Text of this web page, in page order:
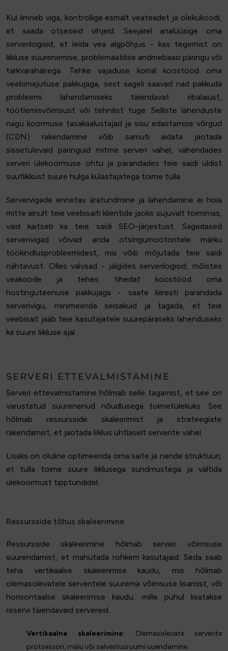
Kui ilmneb viga, kontrollige esmalt veateadet ja olekukoodi,
et saada otseseid vihjeid. Seejärel analüüsige oma
serverilogisid, et leida vea algpõhjus - kas tegemist on
liikluse suurenemise, problemaatilise andmebaasi päringu või
tarkvarahäirega. Tehke vajaduse korral koostööd oma
veebimajutuse pakkujaga, sest sageli saavad nad pakkuda
probleemi lahendamiseks täiendavat ribalaiust,
töötlemisvõimsust või tehnilist tuge. Selliste lahenduste
nagu koormuse tasakaalustajad ja sisu edastamise võrgud
(CDN) rakendamine võib samuti aidata jaotada
sissetulevaid päringuid mitme serveri vahel, vähendades
serveri ülekoormuse ohtu ja parandades teie saidi üldist
suutlikkust suure hulga külastajatega toime tulla.
Servervigade ennetav äratundmine ja lahendamine ei hoia
mitte ainult teie veebisaiti klientide jaoks sujuvalt toimimas,
vaid kaitseb ka teie saidi SEO-järjestust. Sagedased
serverivigad võivad anda otsingumootoritele märku
töökindlusprobleemidest, mis võib mõjutada teie saidi
nähtavust. Olles valvsad - jälgides serverilogisid, mõistes
veakoode ja tehes tihedat koostööd oma
hostinguteenuse pakkujaga - saate kiiresti parandada
serverivigu, minimeerida seisakuid ja tagada, et teie
veebisait jääb teie kasutajatele suurepäraseks lahenduseks
ka suure liikluse ajal.
SERVERI ETTEVALMISTAMINE
Serveri ettevalmistamine hõlmab selle tagamist, et see on
varustatud suurenenud nõudlusega toimetulekuks. See
hõlmab ressursside skaleerimist ja strateegiate
rakendamist, et jaotada liiklus ühtlaselt serverite vahel.
Lisaks on oluline optimeerida oma saite ja nende struktuuri,
et tulla toime suure liiklusega sündmustega ja vältida
ülekoormust tipptundidel.
Ressursside tõhus skaleerimine
Ressursside skaleerimine hõlmab serveri võimsuse
suurendamist, et mahutada rohkem kasutajaid. Seda saab
teha vertikaalse skaleerimise kaudu, mis hõlmab
olemasolevatele serveritele suurema võimsuse lisamist, või
horisontaalse skaleerimise kaudu, mille puhul lisatakse
reservi täiendavaid servereid.
Vertikaalne skaleerimine: Olemasolevate serverite
protsessori, mälu või salvestusruumi uuendamine.